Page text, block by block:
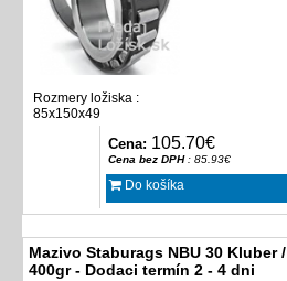
Rozmery ložiska :
85x150x49
Cena: 105.70€
Cena bez DPH: 85.93€
Do košíka
Mazivo Staburags NBU 30 Kluber /
400gr - Dodaci termín 2 - 4 dni